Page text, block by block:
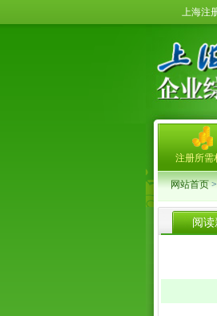
上海注
注册所需
网站首页
阅读